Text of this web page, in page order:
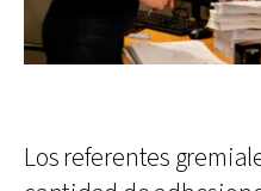
Los referentes